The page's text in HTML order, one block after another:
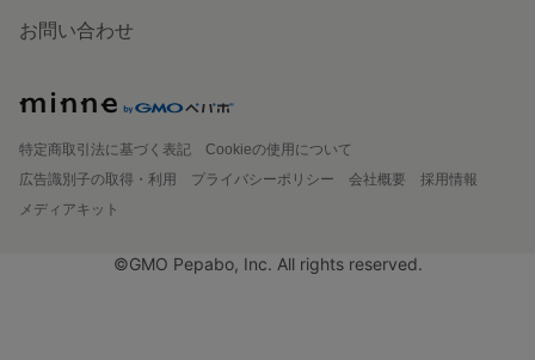
お問い合わせ
特定商取引法に基づく表記
Cookieの使用について
広告識別子の取得・利用
プライバシーポリシー 会社概要
採用情報
メディアキット
©GMO Pepabo, Inc. All rights reserved.